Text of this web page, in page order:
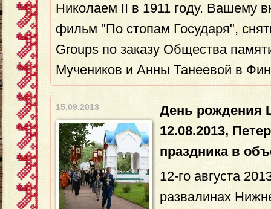
Николаем II в 1911 году. Вашему
фильм "По стопам Государя",
Groups по заказу Общества
Мучеников и Анны Танеевой в
15.09.2013
День рождения
12.08.2013,
праздника в
12-го августа
развалинах